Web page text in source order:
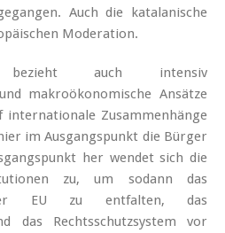
Auch die katalanische
Moderation.
auch intensiv
makroökonomische Ansätze
Zusammenhänge
im Ausgangspunkt die Bürger
her wendet sich die
zu, um sodann das
der EU zu entfalten, das
das Rechtsschutzsystem vor